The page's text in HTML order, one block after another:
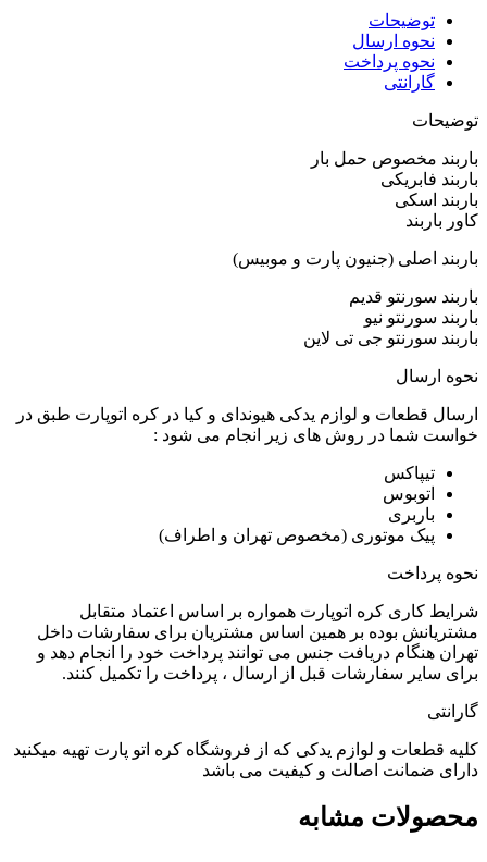
توضیحات
نحوه ارسال
نحوه پرداخت
گارانتی
توضیحات
باربند مخصوص حمل بار
باربند فابریکی
باربند اسکی
کاور باربند
باربند اصلی (جنیون پارت و موبیس)
باربند سورنتو قدیم
باربند سورنتو نیو
باربند سورنتو جی تی لاین
نحوه ارسال
ارسال قطعات و لوازم یدکی هیوندای و کیا در کره اتوپارت طبق در
خواست شما در روش های زیر انجام می شود :
تیپاکس
اتوبوس
باربری
پیک موتوری (مخصوص تهران و اطراف)
نحوه پرداخت
شرایط کاری کره اتوپارت همواره بر اساس اعتماد متقابل
مشتریانش بوده بر همین اساس مشتریان برای سفارشات داخل
تهران هنگام دریافت جنس می توانند پرداخت خود را انجام دهد و
برای سایر سفارشات قبل از ارسال ، پرداخت را تکمیل کنند.
گارانتی
کلیه قطعات و لوازم یدکی که از فروشگاه کره اتو پارت تهیه میکنید
دارای ضمانت اصالت و کیفیت می باشد
محصولات مشابه